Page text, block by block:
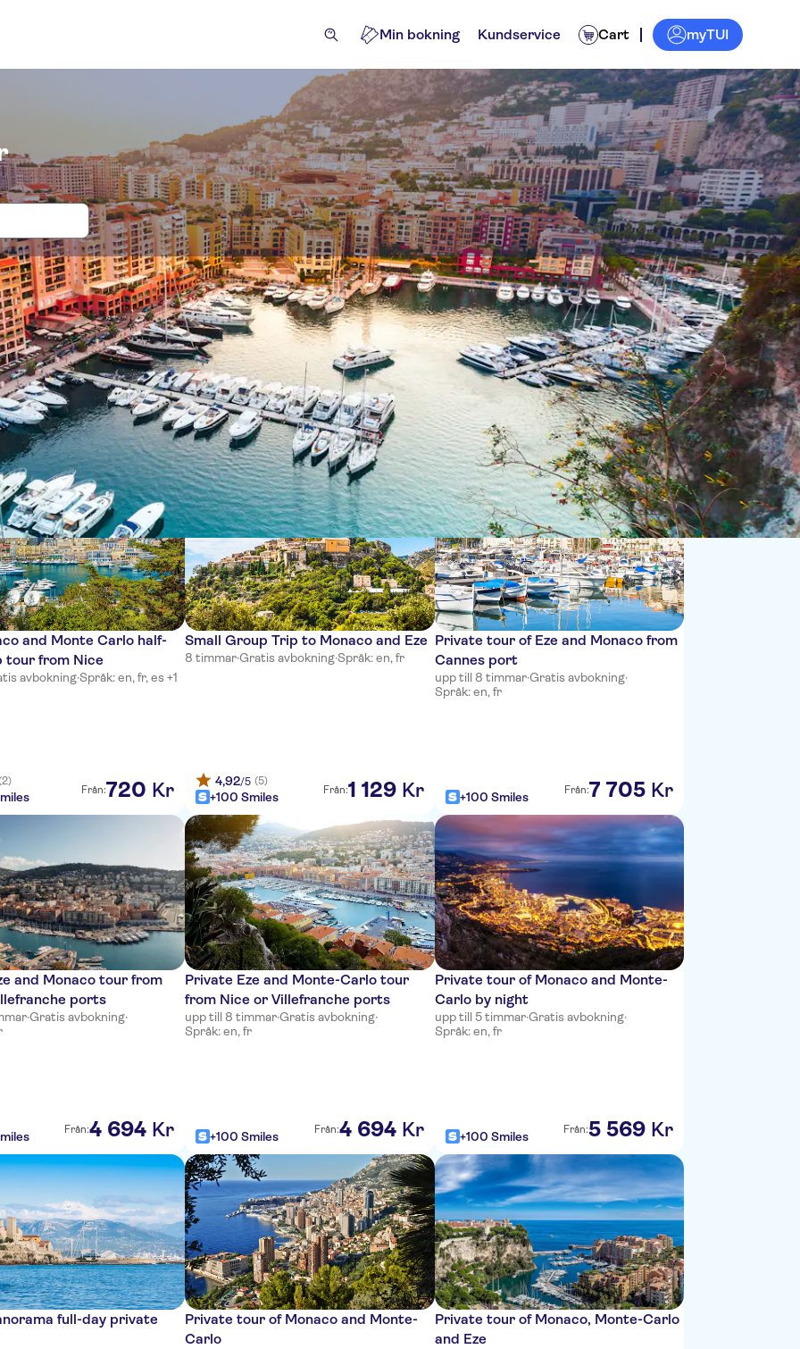
Min bokning Kundservice Cart myTUI
och biljetter till Monte Carlo
& dagsturer Attraktioner & guidade rundturer Aktiviteter
Sort by:
and Monte Carlo half-
tour from Nice
avbokning·Språk: en, fr, es +1
(2)
Från:720 Kr
Small Group Trip to Monaco and Eze
8 timmar·Gratis avbokning·Språk: en, fr
4,92/5 (5)
+100 Smiles Från:1 129 Kr
Private tour of Eze and Monaco from
Cannes port
upp till 8 timmar·Gratis avbokning·
Språk: en, fr
+100 Smiles Från:7 705 Kr
and Monaco tour from
ports
·Gratis avbokning·
Från:4 694 Kr
Private Eze and Monte-Carlo tour
from Nice or Villefranche ports
upp till 8 timmar·Gratis avbokning·
Språk: en, fr
+100 Smiles Från:4 694 Kr
Private tour of Monaco and Monte-
Carlo by night
upp till 5 timmar·Gratis avbokning·
Språk: en, fr
+100 Smiles Från:5 569 Kr
full-day private
Private tour of Monaco and Monte-
Carlo
Private tour of Monaco, Monte-Carlo
and Eze